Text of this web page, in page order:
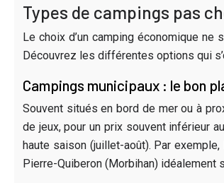
Types de campings pas
Le choix d’un camping économique
Découvrez les différentes options qui
Campings municipaux : le bon
Souvent situés en bord de mer ou à
de jeux, pour un prix souvent inférieur
haute saison (juillet-août). Par
Pierre-Quiberon (Morbihan) idéalement